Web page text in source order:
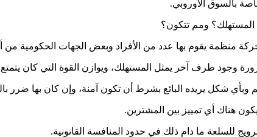
بالسوق الأوروبي.
المستهلك؟ ومم تتكون؟
منظمة يقوم بها عدد من الأفراد وبعض الجهات الحكومية من أجل
وجود طرف آخر يمثل المستهلك، ويوازن القوة التي كان يتمتع